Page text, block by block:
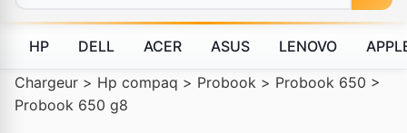
HP DELL ACER ASUS LENOVO
Chargeur > Hp compaq > Probook > Probook 650 >
Probook 650 g8